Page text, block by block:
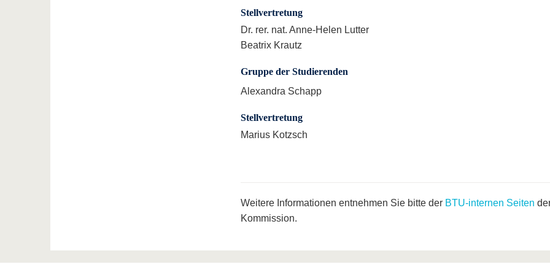
Stellvertretung
Dr. rer. nat. Anne-Helen Lutter
Beatrix Krautz
Gruppe der Studierenden
Alexandra Schapp
Stellvertretung
Marius Kotzsch
Weitere Informationen entnehmen Sie bitte der BTU-internen Seiten
Kommission.